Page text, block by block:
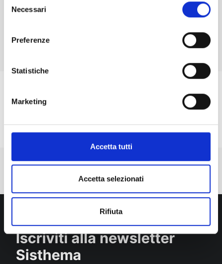
delNecessari
Preferenze
Statistiche
Marketing
Accetta tutti
Accetta selezionati
Rifiuta
Iscriviti alla newsletter
Sisthema